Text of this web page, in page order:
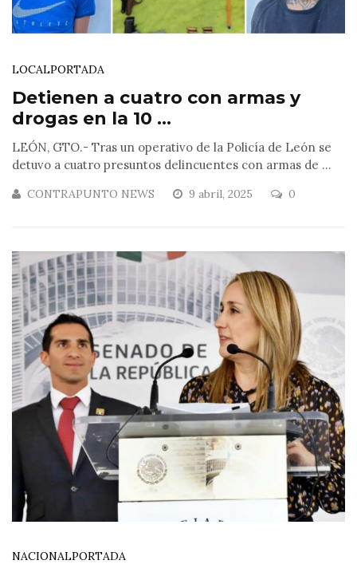
LOCALPORTADA
Detienen a cuatro con armas y
drogas en la 10 ...
LEÓN, GTO.- Tras un operativo de la Policía de León se
detuvo a cuatro presuntos delincuentes con armas de ...
CONTRAPUNTO NEWS 9 abril, 2025 0
NACIONALPORTADA